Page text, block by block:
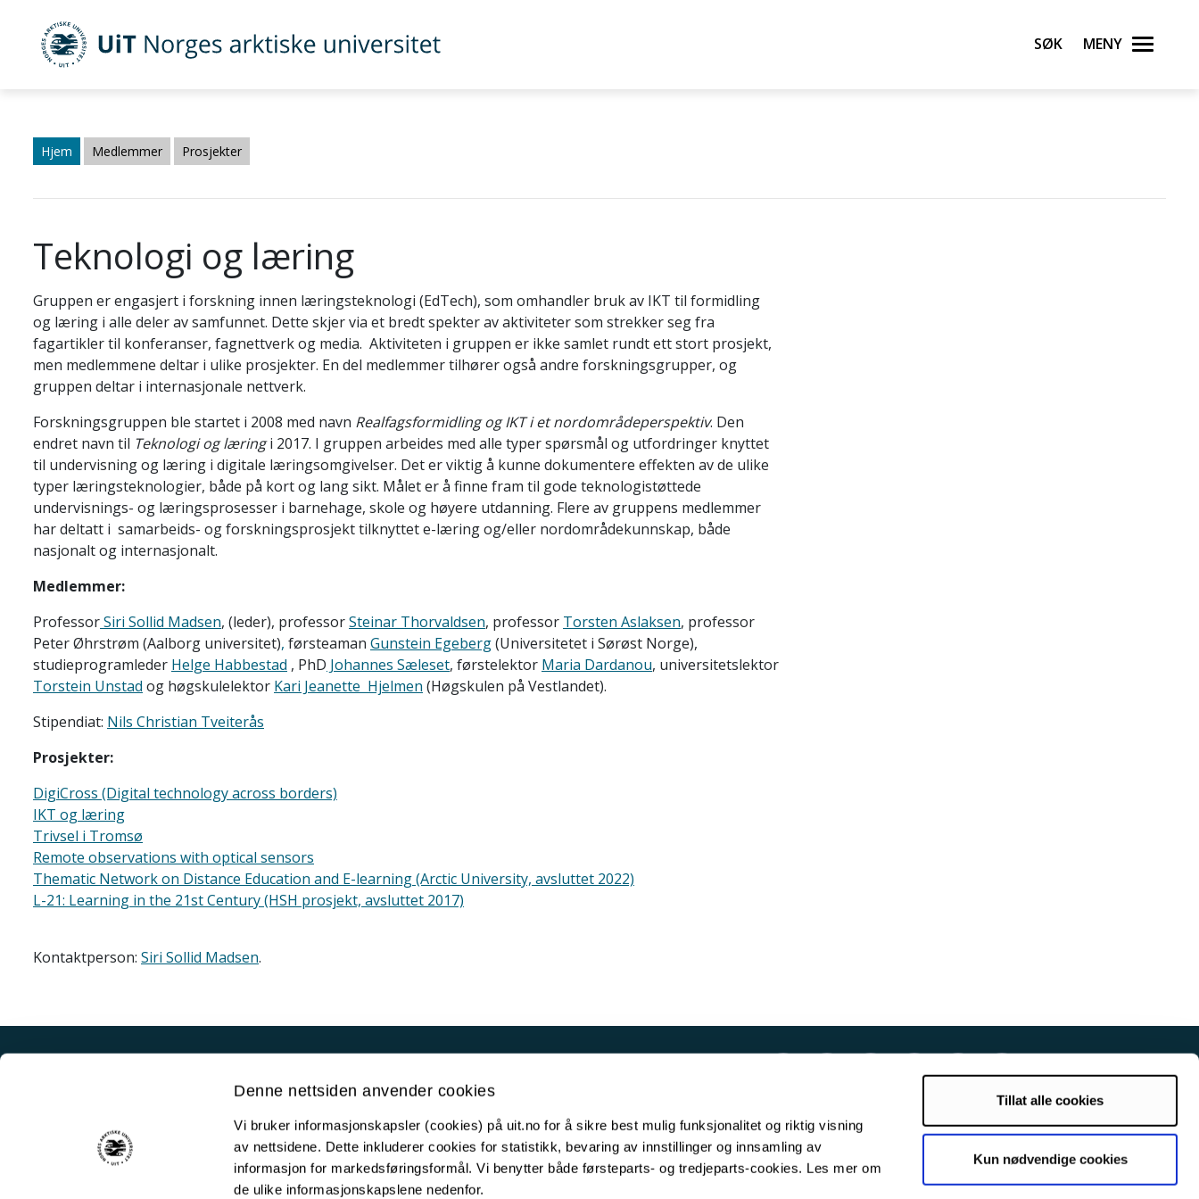
Denne nettsiden anvender cookies
Vi bruker informasjonskapsler (cookies) på uit.no for å sikre best mulig funksjonalitet og riktig visning
av nettsidene. Dette inkluderer cookies for statistikk, bevaring av innstillinger og innsamling av
informasjon for markedsføringsformål. Vi benytter både førsteparts- og tredjeparts-cookies. Les mer om
de ulike informasjonskapslene nedenfor.
Tillat alle cookies
Kun nødvendige cookies
UiT Norges arktiske universitet Søk Meny
Hjem Medlemmer Prosjekter
Teknologi og læring
Gruppen er engasjert i forskning innen læringsteknologi (EdTech), som omhandler bruk av IKT til formidling
og læring i alle deler av samfunnet. Dette skjer via et bredt spekter av aktiviteter som strekker seg fra
fagartikler til konferanser, fagnettverk og media. Aktiviteten i gruppen er ikke samlet rundt ett stort prosjekt,
men medlemmene deltar i ulike prosjekter. En del medlemmer tilhører også andre forskningsgrupper, og
gruppen deltar i internasjonale nettverk.
Forskningsgruppen ble startet i 2008 med navn Realfagsformidling og IKT i et nordområdeperspektiv. Den
endret navn til Teknologi og læringi 2017. I gruppen arbeides med alle typer spørsmål og utfordringer knyttet
til undervisning og læring i digitale læringsomgivelser. Det er viktig å kunne dokumentere effekten av de ulike
typer læringsteknologier, både på kort og lang sikt. Målet er å finne fram til gode teknologistøttede
undervisnings- og læringsprosesser i barnehage, skole og høyere utdanning. Flere av gruppens medlemmer
har deltatt i samarbeids- og forskningsprosjekt tilknyttet e-læring og/eller nordområdekunnskap, både
nasjonalt og internasjonalt.
Medlemmer:
ProfessorSiri Sollid Madsen, (leder), professorSteinar Thorvaldsen, professor Torsten Aslaksen, professor
Peter Øhrstrøm (Aalborg universitet), førsteaman Gunstein Egeberg(Universitetet i Sørøst Norge),
studieprogramleder Helge Habbestad , PhD Johannes Sæleset, førstelektor Maria Dardanou, universitetslektor
Torstein Unstad og høgskulelektor Kari Jeanette Hjelmen (Høgskulen på Vestlandet).
Stipendiat: Nils Christian Tveiterås
Prosjekter:
DigiCross (Digital technology across borders)
IKT og læring
Trivsel i Tromsø
Remote observations with optical sensors
Thematic Network on Distance Education and E-learning (Arctic University, avsluttet 2022)
L-21: Learning in the 21st Century (HSH prosjekt, avsluttet 2017)
Kontaktperson: Siri Sollid Madsen.
Driftsmeldinger
Personvern ved UiT
For media
For skoler
Ledige stillinger